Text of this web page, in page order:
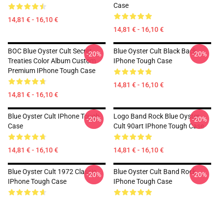
14,81 € - 16,10 €
Case
14,81 € - 16,10 €
BOC Blue Oyster Cult Secret
Treaties Color Album Custom
Premium IPhone Tough Case
14,81 € - 16,10 €
-20%
Blue Oyster Cult Black Back
IPhone Tough Case
14,81 € - 16,10 €
-20%
Blue Oyster Cult IPhone Tough
Case
14,81 € - 16,10 €
-20%
Logo Band Rock Blue Oyster
Cult 90art IPhone Tough Case
14,81 € - 16,10 €
-20%
Blue Oyster Cult 1972 Classic
IPhone Tough Case
-20%
Blue Oyster Cult Band Rock
IPhone Tough Case
-20%